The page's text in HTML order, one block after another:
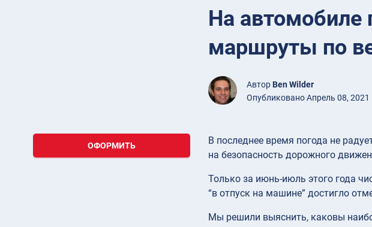
На автомобиле
маршруты по
Автор Ben Wilder
Опубликовано Апрель 08, 2021
ОФОРМИТЬ
В последнее время погода не
на безопасность дорожного
Только за июнь-июль этого года
“в отпуск на машине” достигло
Мы решили выяснить, каковы